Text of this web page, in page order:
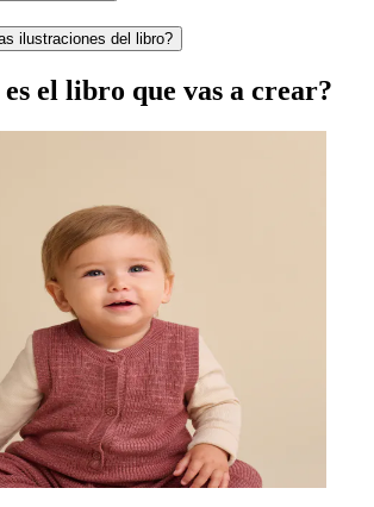
ilustraciones del libro?
el libro que vas a crear?